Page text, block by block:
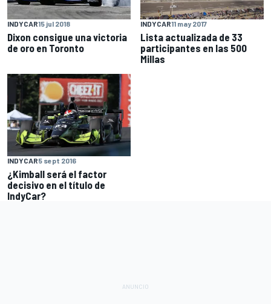
INDYCAR15 jul 2018
Dixon consigue una victoria
de oro en Toronto
INDYCAR11 may 2017
Lista actualizada de 33
participantes en las 500
Millas
INDYCAR5 sept 2016
¿Kimball será el factor
decisivo en el título de
IndyCar?